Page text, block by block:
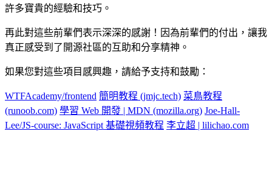
許多寶貴的經驗和技巧。
再此對這些前輩們表示深深的感謝！因為前輩們的付出，讓我
真正感受到了開源社區的互助和分享精神。
如果您對這些項目感興趣，請給予支持和鼓勵：
WTFAcademy/frontend 簡明教程 (jmjc.tech) 菜鳥教程
(runoob.com) 學習 Web 開發 | MDN (mozilla.org) Joe-Hall-
Lee/JS-course: JavaScript 基礎視頻教程 李立超 | lilichao.com